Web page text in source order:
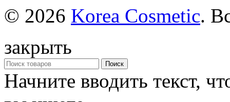
© 2026 Korea Cosmetic.
закрыть
Поиск
Начните вводить текст,